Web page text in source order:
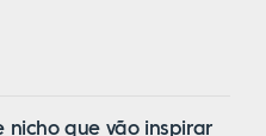
nicho que vão inspirar